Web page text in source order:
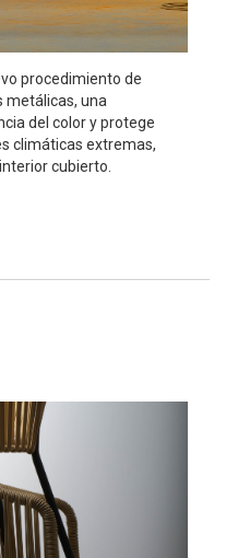
procedimiento de
metálicas, una
del color y protege
climáticas extremas,
cubierto.